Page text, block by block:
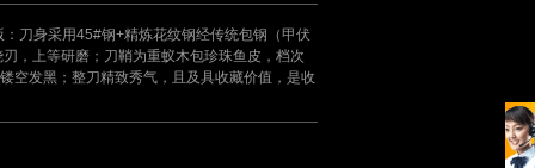
刀身采用45#钢+精炼花纹钢经传统包钢（甲伏
，上等研磨；刀鞘为重蚁木包珍珠鱼皮，档次
空发黑；整刀精致秀气，且及具收藏价值，是收